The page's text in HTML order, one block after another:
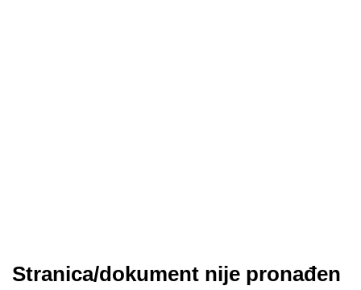
Stranica/dokument nije pronađen